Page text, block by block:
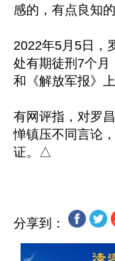
感的，有点良知
2022年5月5日，
处有期徒刑7个月
和《解放军报》
有网评指，对罗
惮镇压不同言论
分享到：